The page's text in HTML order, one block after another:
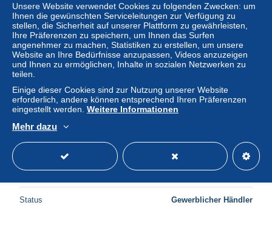
LOTHAR CLAESGES CYCLISTE RETIRAGE PHOTO
AVEC DEDICACE AUTOGRAPHE
± 4,20 $
Status Gewerblicher Händler
Unsere Website verwendet Cookies zu folgenden Zwecken: um
Ihnen die gewünschten Serviceleitungen zur Verfügung zu
stellen, die Sicherheit auf unserer Plattform zu gewährleisten,
Ihre Präferenzen zu speichern, um Ihnen das Surfen
angenehmer zu machen, Statistiken zu erstellen, um unsere
Website an Ihre Bedürfnisse anzupassen, Videos anzuzeigen
und Ihnen zu ermöglichen, Inhalte in sozialen Netzwerken zu
teilen.
Einige dieser Cookies sind zur Nutzung unserer Website
erforderlich, andere können entsprechend Ihren Präferenzen
eingestellt werden. Weitere Informationen
Mehr dazu